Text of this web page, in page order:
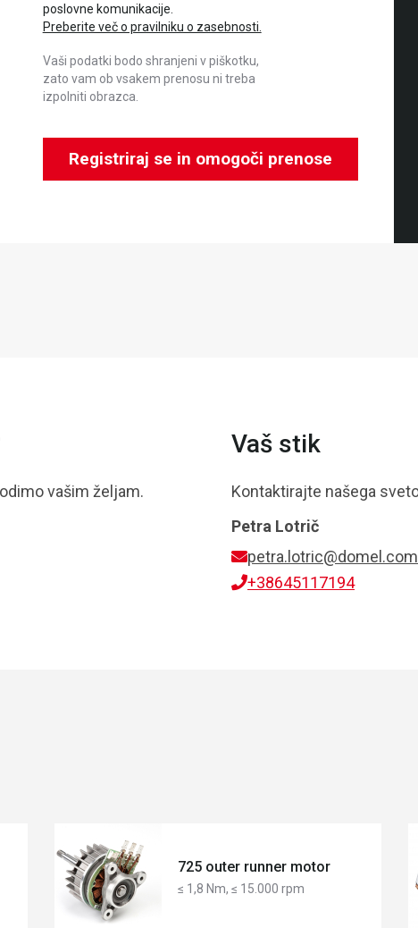
poslovne komunikacije.
Preberite več o pravilniku o zasebnosti.
Vaši podatki bodo shranjeni v piškotku,
zato vam ob vsakem prenosu ni treba
izpolniti obrazca.
Registriraj se in omogoči prenose
vašim željam.
Vaš stik
Kontaktirajte našega
Petra Lotrič
petra.lotric@domel.com
+38645117194
725 outer runner motor
≤ 1,8 Nm, ≤ 15.000 rpm